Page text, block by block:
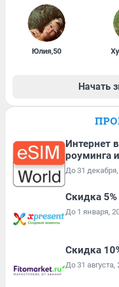
Юлия,50
Начать
Интернет
роуминга
До 31
Скидка
До 1 января,
Скидка
До 31 августа,